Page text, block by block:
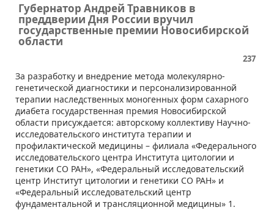
Губернатор Андрей Травников в
преддверии Дня России вручил
государственные премии Новосибирской
области
237
​За разработку и внедрение метода молекулярно-
генетической диагностики и персонализированной
терапии наследственных моногенных форм сахарного
диабета государственная премия Новосибирской
области присуждается: авторскому коллективу Научно-
исследовательского института терапии и
профилактической медицины – филиала «Федерального
исследовательского центра Института цитологии и
генетики СО РАН», «Федеральный исследовательский
центр Институт цитологии и генетики СО РАН» и
«Федеральный исследовательский центр
фундаментальной и трансляционной медицины» 1.